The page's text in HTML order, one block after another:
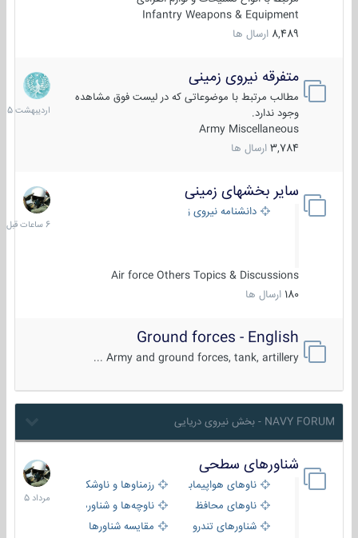
Infantry Weapons & Equipment
8,489 ارسال ها
متفرقه نیروی زمینی
مطالب مرتبط با موضوعاتی که در لیست فوق مشاهده
وجود ندارد.
Army Miscellaneous
3,784 ارسال ها
27
1405
سایر بخشهای زمینی
دانشنامه نیروی زمینی
Air force Others Topics & Discussions
180 ارسال ها
6
ساعات
قبل
Ground forces - English
Army and ground forces, tank, artillery ...
NAVY FORUM - بخش نیروی دریایی
شناورهای سطحی
ناوهای هواپیمابر و بالگرد بررزمناوها و ناوشکن‌ها
ناوهای محافظ
ناوچه‌ها و شناورهای گشتی
شناورهای تندرو
مقایسه شناورها
2
مرداد
1405